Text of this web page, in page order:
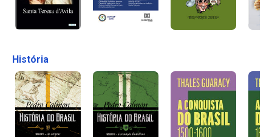
História